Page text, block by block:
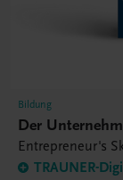
Bildung
Der
Entrepreneur's
TRAUNER-